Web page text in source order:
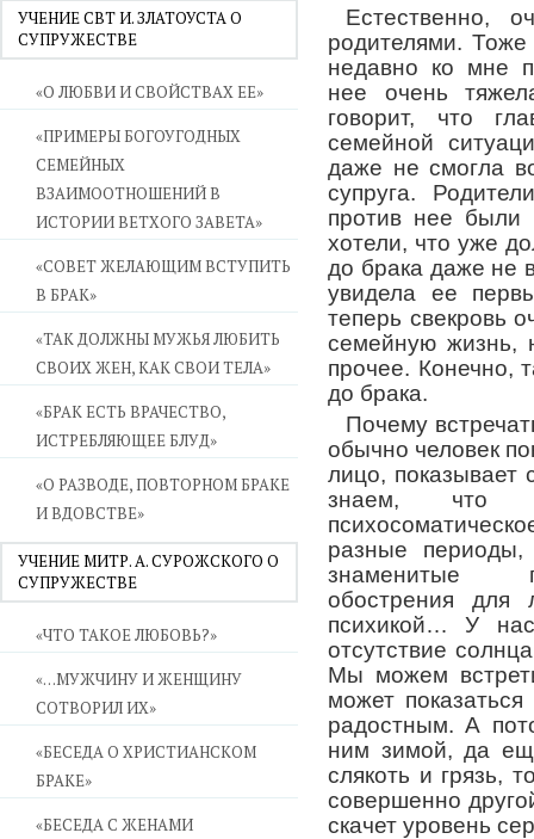
УЧЕНИЕ СВТ И. ЗЛАТОУСТА О
СУПРУЖЕСТВЕ
«О ЛЮБВИ И СВОЙСТВАХ ЕЕ»
«ПРИМЕРЫ БОГОУГОДНЫХ
СЕМЕЙНЫХ
ВЗАИМООТНОШЕНИЙ В
ИСТОРИИ ВЕТХОГО ЗАВЕТА»
«СОВЕТ ЖЕЛАЮЩИМ ВСТУПИТЬ
В БРАК»
«ТАК ДОЛЖНЫ МУЖЬЯ ЛЮБИТЬ
СВОИХ ЖЕН, КАК СВОИ ТЕЛА»
«БРАК ЕСТЬ ВРАЧЕСТВО,
ИСТРЕБЛЯЮЩЕЕ БЛУД»
«О РАЗВОДЕ, ПОВТОРНОМ БРАКЕ
И ВДОВСТВЕ»
УЧЕНИЕ МИТР. А. СУРОЖСКОГО О
СУПРУЖЕСТВЕ
«ЧТО ТАКОЕ ЛЮБОВЬ?»
«…МУЖЧИНУ И ЖЕНЩИНУ
СОТВОРИЛ ИХ»
«БЕСЕДА О ХРИСТИАНСКОМ
БРАКЕ»
«БЕСЕДА С ЖЕНАМИ
Естественно,
родителями.
недавно ко мне
нее очень
говорит, что
семейной
даже не смогла
супруга.
против нее были
хотели, что уже
до брака даже не
увидела ее
теперь свекровь
семейную жизнь,
прочее. Конечно,
до брака.
Почему
обычно человек
лицо,
знаем, что
разные периоды,
знаменитые
обострения для
психикой… У
отсутствие
Мы можем
может
радостным. А
ним зимой, да
слякоть и грязь,
совершенно
скачет уровень